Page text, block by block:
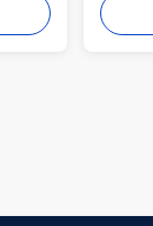
8830
Aging
melt